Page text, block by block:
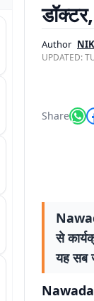
Author
UPDATED:
Share
से
यह सब
Nawada